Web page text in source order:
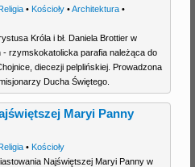
• Kościoły•Architektura•
Króla i bł. Daniela Brottier w
- rzymskokatolicka parafia należąca do
diecezji pelplińskiej. Prowadzona
Ducha Świętego.
Maryi Panny
• Kościoły
Najświętszej Maryi Panny w